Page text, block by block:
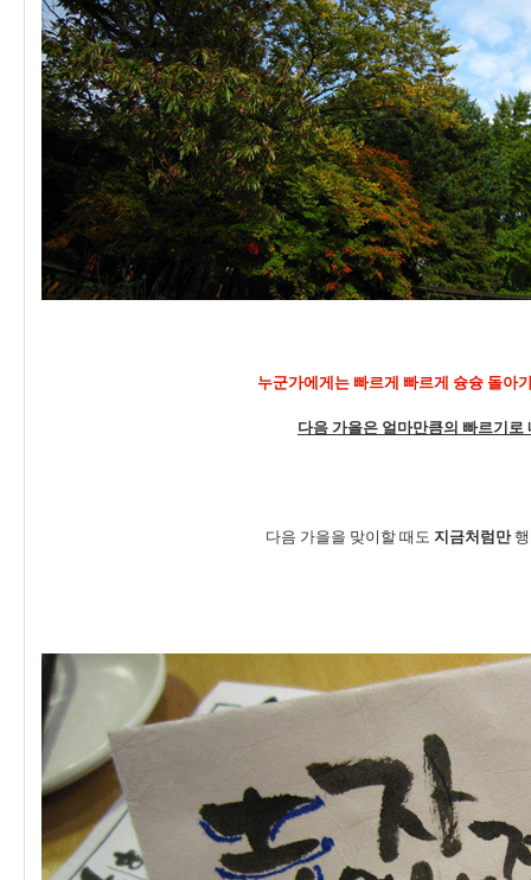
누군가에게는 빠르게 빠르게 슝슝 돌아
다음 가을은 얼마만큼의 빠르기로
다음 가을을 맞이할 때도 지금처럼만행